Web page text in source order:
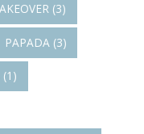
(3)
PAPADA (3)
(1)